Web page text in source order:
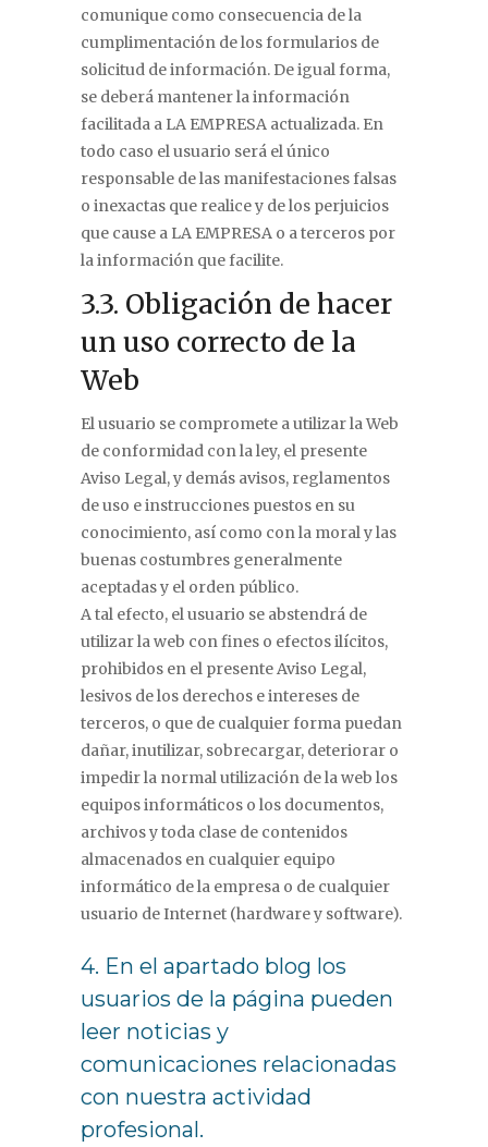
comunique como consecuencia de la
cumplimentación de los formularios de
solicitud de información. De igual forma,
se deberá mantener la información
facilitada a LA EMPRESA actualizada. En
todo caso el usuario será el único
responsable de las manifestaciones falsas
o inexactas que realice y de los perjuicios
que cause a LA EMPRESA o a terceros por
la información que facilite.
3.3. Obligación de hacer
un uso correcto de la
Web
El usuario se compromete a utilizar la Web
de conformidad con la ley, el presente
Aviso Legal, y demás avisos, reglamentos
de uso e instrucciones puestos en su
conocimiento, así como con la moral y las
buenas costumbres generalmente
aceptadas y el orden público.
A tal efecto, el usuario se abstendrá de
utilizar la web con fines o efectos ilícitos,
prohibidos en el presente Aviso Legal,
lesivos de los derechos e intereses de
terceros, o que de cualquier forma puedan
dañar, inutilizar, sobrecargar, deteriorar o
impedir la normal utilización de la web los
equipos informáticos o los documentos,
archivos y toda clase de contenidos
almacenados en cualquier equipo
informático de la empresa o de cualquier
usuario de Internet (hardware y software).
4. En el apartado blog los
usuarios de la página pueden
leer noticias y
comunicaciones relacionadas
con nuestra actividad
profesional.